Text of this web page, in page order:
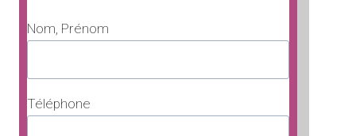
Nom, Prénom
Téléphone